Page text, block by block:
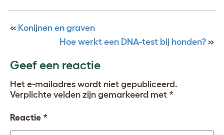
« Konijnen en graven
Hoe werkt een DNA-test bij honden? »
Geef een reactie
Het e-mailadres wordt niet gepubliceerd.
Verplichte velden zijn gemarkeerd met *
Reactie *